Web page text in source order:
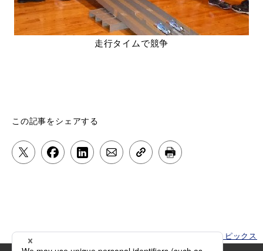
走行タイムで競争
この記事をシェアする
トピックス